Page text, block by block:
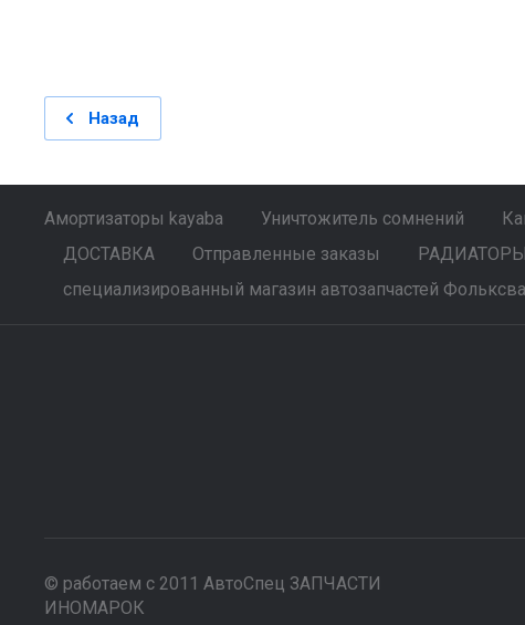
Назад
Амортизаторы kayaba Уничтожитель сомнений
ДОСТАВКА
Отправленные заказы РАДИАТОРЫ
специализированный магазин автозапчастей
© работаем с 2011 АвтоСпец ЗАПЧАСТИ
ИНОМАРОК